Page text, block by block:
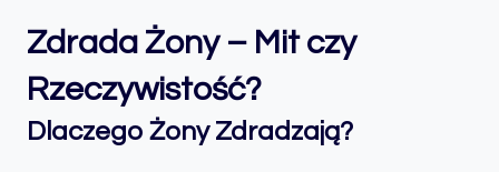
Zdrada Żony – Mit czy
Rzeczywistość?
Dlaczego Żony Zdradzają?